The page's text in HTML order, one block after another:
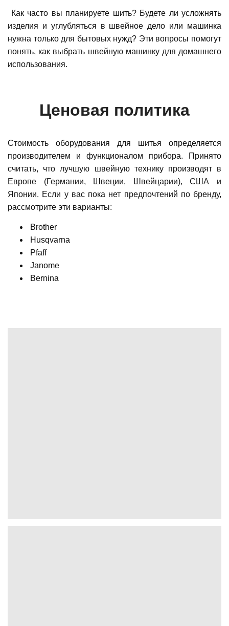
Как часто вы планируете шить? Будете ли усложнять
изделия и углубляться в швейное дело или машинка
нужна только для бытовых нужд? Эти вопросы помогут
понять, как выбрать швейную машинку для домашнего
использования.
Ценовая политика
Стоимость оборудования для шитья определяется
производителем и функционалом прибора. Принято
считать, что лучшую швейную технику производят в
Европе (Германии, Швеции, Швейцарии), США и
Японии. Если у вас пока нет предпочтений по бренду,
рассмотрите эти варианты:
Brother
Husqvarna
Pfaff
Janome
Bernina